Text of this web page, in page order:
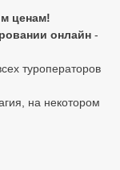
ценам!
онлайн -
туроператоров
на некотором